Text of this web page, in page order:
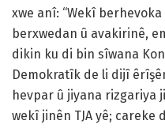
xwe anî: “Wekî
berxwedan û avakirinê,
dikin ku di bin sîwana
Demokratîk de li dijî
hevpar û jiyana rizgariya
wekî jinên TJA yê; careke